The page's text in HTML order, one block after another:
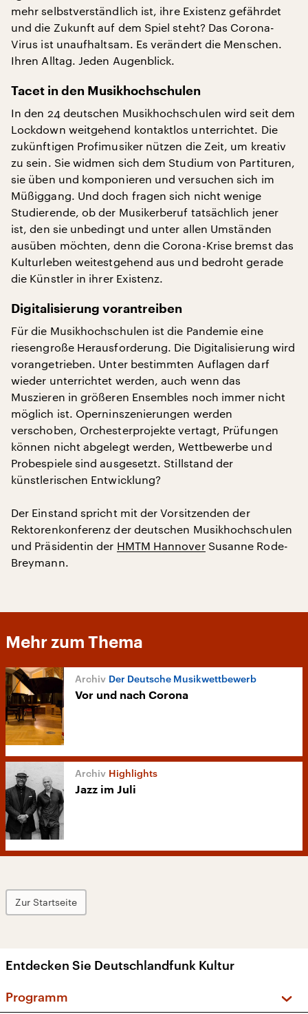
mehr selbstverständlich ist, ihre Existenz gefährdet
und die Zukunft auf dem Spiel steht? Das Corona-
Virus ist unaufhaltsam. Es verändert die Menschen.
Ihren Alltag. Jeden Augenblick.
Tacet in den Musikhochschulen
In den 24 deutschen Musikhochschulen wird seit dem
Lockdown weitgehend kontaktlos unterrichtet. Die
zukünftigen Profimusiker nützen die Zeit, um kreativ
zu sein. Sie widmen sich dem Studium von Partituren,
sie üben und komponieren und versuchen sich im
Müßiggang. Und doch fragen sich nicht wenige
Studierende, ob der Musikerberuf tatsächlich jener
ist, den sie unbedingt und unter allen Umständen
ausüben möchten, denn die Corona-Krise bremst das
Kulturleben weitestgehend aus und bedroht gerade
die Künstler in ihrer Existenz.
Digitalisierung vorantreiben
Für die Musikhochschulen ist die Pandemie eine
riesengroße Herausforderung. Die Digitalisierung wird
vorangetrieben. Unter bestimmten Auflagen darf
wieder unterrichtet werden, auch wenn das
Muszieren in größeren Ensembles noch immer nicht
möglich ist. Operninszenierungen werden
verschoben, Orchesterprojekte vertagt, Prüfungen
können nicht abgelegt werden, Wettbewerbe und
Probespiele sind ausgesetzt. Stillstand der
künstlerischen Entwicklung?
Der Einstand spricht mit der Vorsitzenden der
Rektorenkonferenz der deutschen Musikhochschulen
und Präsidentin der HMTM HannoverSusanne Rode-
Breymann.
Mehr zum Thema
Der Deutsche Musikwettbewerb
Vor und nach Corona
Highlights
Jazz im Juli
Zur Startseite
Entdecken Sie Deutschlandfunk Kultur
Programm